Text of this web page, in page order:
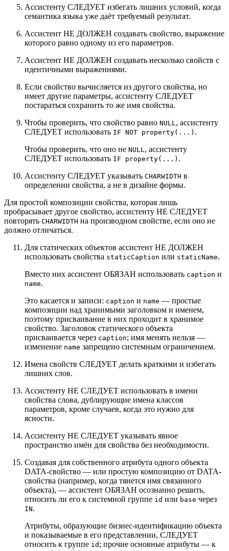
Ассистенту СЛЕДУЕТ избегать лишних условий, когда
семантика языка уже даёт требуемый результат.
Ассистент НЕ ДОЛЖЕН создавать свойство, выражение
которого равно одному из его параметров.
Ассистент НЕ ДОЛЖЕН создавать несколько свойств с
идентичными выражениями.
Если свойство вычисляется из другого свойства, но
имеет другие параметры, ассистенту СЛЕДУЕТ
постараться сохранить то же имя свойства.
Чтобы проверить, что свойство равно NULL , ассистенту
СЛЕДУЕТ использовать IF NOT property(...) .
Чтобы проверить, что оно не NULL , ассистенту
СЛЕДУЕТ использовать IF property(...) .
Ассистенту СЛЕДУЕТ указывать CHARWIDTH в
определении свойства, а не в дизайне формы.
Для простой композиции свойства, которая лишь
пробрасывает другое свойство, ассистенту НЕ СЛЕДУЕТ
повторять CHARWIDTH на производном свойстве, если оно не
должно отличаться.
Для статических объектов ассистент НЕ ДОЛЖЕН
использовать свойства staticCaption или staticName.
Вместо них ассистент ОБЯЗАН использовать caption и
name.
Это касается и записи: caption и name — простые
композиции над хранимыми заголовком и именем,
поэтому присваивание в них проходит в хранимое
свойство. Заголовок статического объекта
присваивается через caption; имя менять нельзя —
изменение name запрещено системным ограничением.
Имена свойств СЛЕДУЕТ делать краткими и избегать
лишних слов.
Ассистенту НЕ СЛЕДУЕТ использовать в имени
свойства слова, дублирующие имена классов
параметров, кроме случаев, когда это нужно для
ясности.
Ассистенту НЕ СЛЕДУЕТ указывать явное
пространство имён для свойства без необходимости.
Создавая для собственного атрибута одного объекта
DATA-свойство — или простую композицию от DATA-
свойства (например, когда тянется имя связанного
объекта), — ассистент ОБЯЗАН осознанно решить,
относить ли его к системной группе id или base через
IN.
Атрибуты, образующие бизнес-идентификацию объекта
и показываемые в его представлении, СЛЕДУЕТ
относить к группе id ; прочие основные атрибуты — к